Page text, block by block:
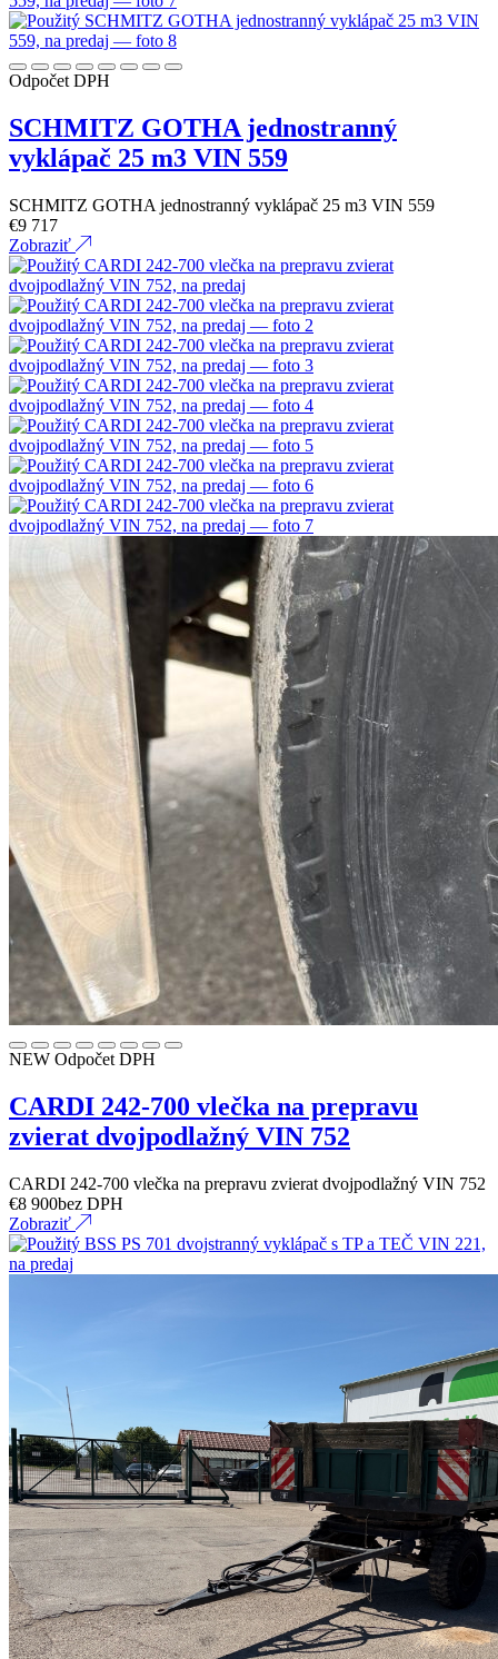
Odpočet DPH
SCHMITZ GOTHA jednostranný
vyklápač 25 m3 VIN 559
SCHMITZ GOTHA jednostranný vyklápač 25 m3 VIN 559
€9 717
Zobraziť
NEW Odpočet DPH
CARDI 242-700 vlečka na prepravu
zvierat dvojpodlažný VIN 752
CARDI 242-700 vlečka na prepravu zvierat dvojpodlažný VIN 752
€8 900bez DPH
Zobraziť